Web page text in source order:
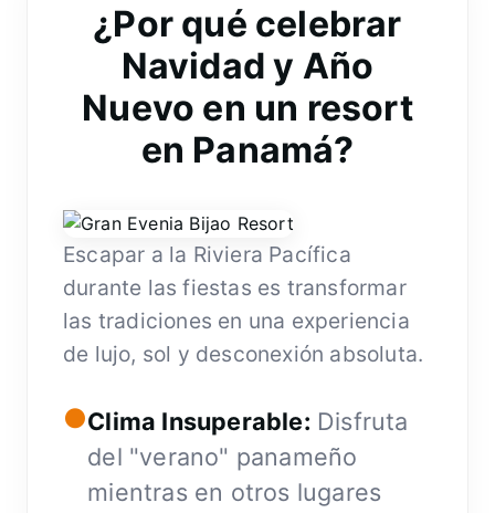
¿Por qué celebrar
Navidad y Año
Nuevo en un resort
en Panamá?
Escapar a la Riviera Pacífica
durante las fiestas es transformar
las tradiciones en una experiencia
de lujo, sol y desconexión absoluta.
●Clima Insuperable: Disfruta
del "verano" panameño
mientras en otros lugares